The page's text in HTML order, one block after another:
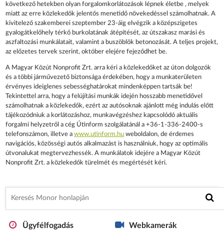
következő hetekben olyan forgalomkorlátozások lépnek életbe , melyek
miatt az erre közlekedők jelentős menetidő növekedéssel számolhatnak. A
kivitelező szakemberei szeptember 23-áig elvégzik a középszigetes
gyalogátkelőhely térkő burkolatának átépítését, az útszakasz marási és
aszfaltozási munkálatait, valamint a buszöblök betonozását. A teljes projekt,
az előzetes tervek szerint, október elejére fejeződhet be.
A Magyar Közút Nonprofit Zrt. arra kéri a közlekedőket az úton dolgozók
és a többi járművezető biztonsága érdekében, hogy a munkaterületen
érvényes ideiglenes sebességhatárokat mindenképpen tartsák be!
Tekintettel arra, hogy a felújítási munkák idején hosszabb menetidővel
számolhatnak a közlekedők, ezért az autósoknak ajánlott még indulás előtt
tájékozódniuk a korlátozáshoz, munkavégzéshez kapcsolódó aktuális
forgalmi helyzetről a cég Útinform szolgálatánál a +36-1-336-2400-s
telefonszámon, illetve awww.utinform.hu weboldalon, de érdemes
navigációs, közösségi autós alkalmazást is használniuk, hogy az optimális
útvonalukat megtervezhessék. A munkálatok idejére a Magyar Közút
Nonprofit Zrt. a közlekedők türelmét és megértését kéri.
Ügyfélfogadás
Webkamerák